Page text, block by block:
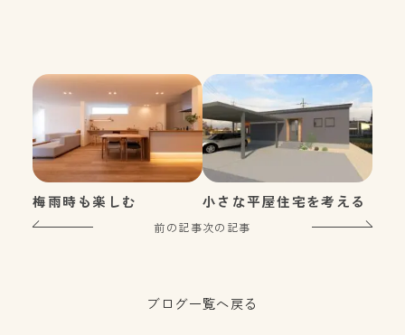
梅雨時も楽しむ
前の記事
小さな平屋住宅を考える
次の記事
ブログ一覧へ戻る